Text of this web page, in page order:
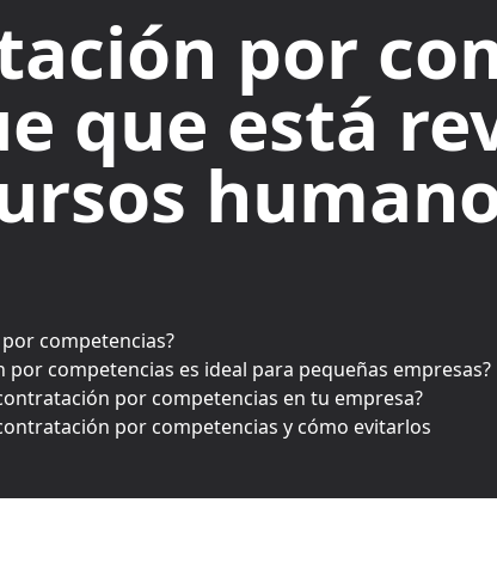
por
que está
competencias?
por competencias es ideal para pequeñas empresas?
por competencias en tu empresa?
por competencias y cómo evitarlos